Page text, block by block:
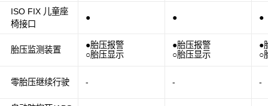
ISO FIX 儿童座
椅接口
胎压监测装置
零胎压继续行驶
● ● ●
●胎压报警
○胎压显示
●胎压报警
○胎压显示
●
○
- - -